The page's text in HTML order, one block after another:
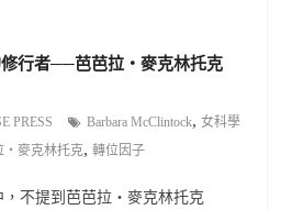
修行者──芭芭拉‧麥克林托克
PRESS Barbara McClintock,女科學
‧麥克林托克,轉位因子
，不提到芭芭拉‧麥克林托克